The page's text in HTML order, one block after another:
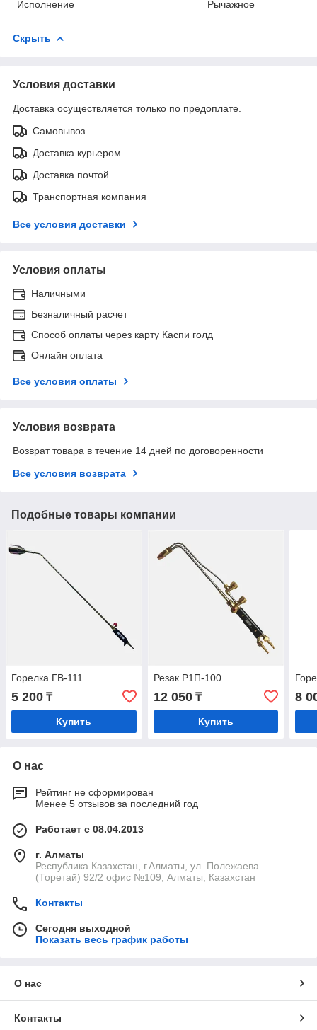
Исполнение Рычажное
Скрыть
Условия доставки
Доставка осуществляется только по предоплате.
Самовывоз
Доставка курьером
Доставка почтой
Транспортная компания
Все условия доставки
Условия оплаты
Наличными
Безналичный расчет
Способ оплаты через карту Каспи голд
Онлайн оплата
Все условия оплаты
Условия возврата
Возврат товара в течение 14 дней по договоренности
Все условия возврата
Подобные товары компании
Горелка ГВ-111
5 200 ₸
Купить
Резак Р1П-100
12 050₸
Купить
8
О нас
Рейтинг не сформирован
Менее 5 отзывов за последний год
Работает с 08.04.2013
г. Алматы
Республика Казахстан, г.Алматы, ул. Полежаева
(Торетай) 92/2 офис №109, Алматы, Казахстан
Контакты
Сегодня выходной
Показать весь график работы
О нас
Контакты